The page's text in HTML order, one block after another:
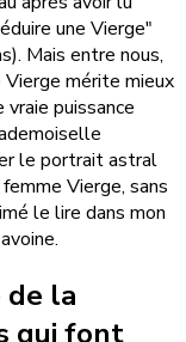
une Vierge"
Mais entre nous,
mérite mieux
vraie puissance
le portrait astral
Vierge, sans
le lire dans mon
de la
qui font